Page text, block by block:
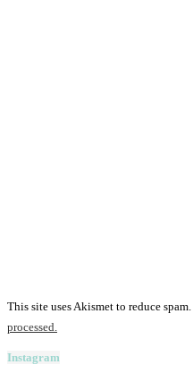
This site uses Akismet to reduce spam.
processed.
Instagram